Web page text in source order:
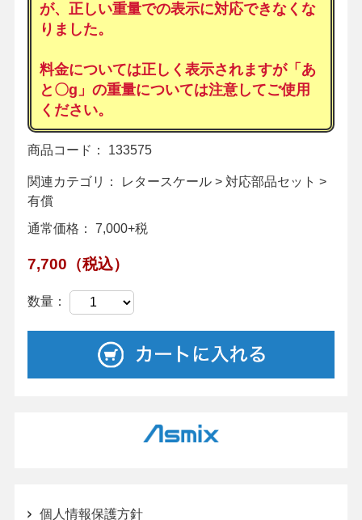
が、正しい重量での表示に対応できなくな
りました。
料金については正しく表示されますが「あ
と〇g」の重量については注意してご使用
ください。
商品コード： 133575
関連カテゴリ： レタースケール > 対応部品セット >
有償
通常価格： 7,000+税
7,700（税込）
数量：
個人情報保護方針